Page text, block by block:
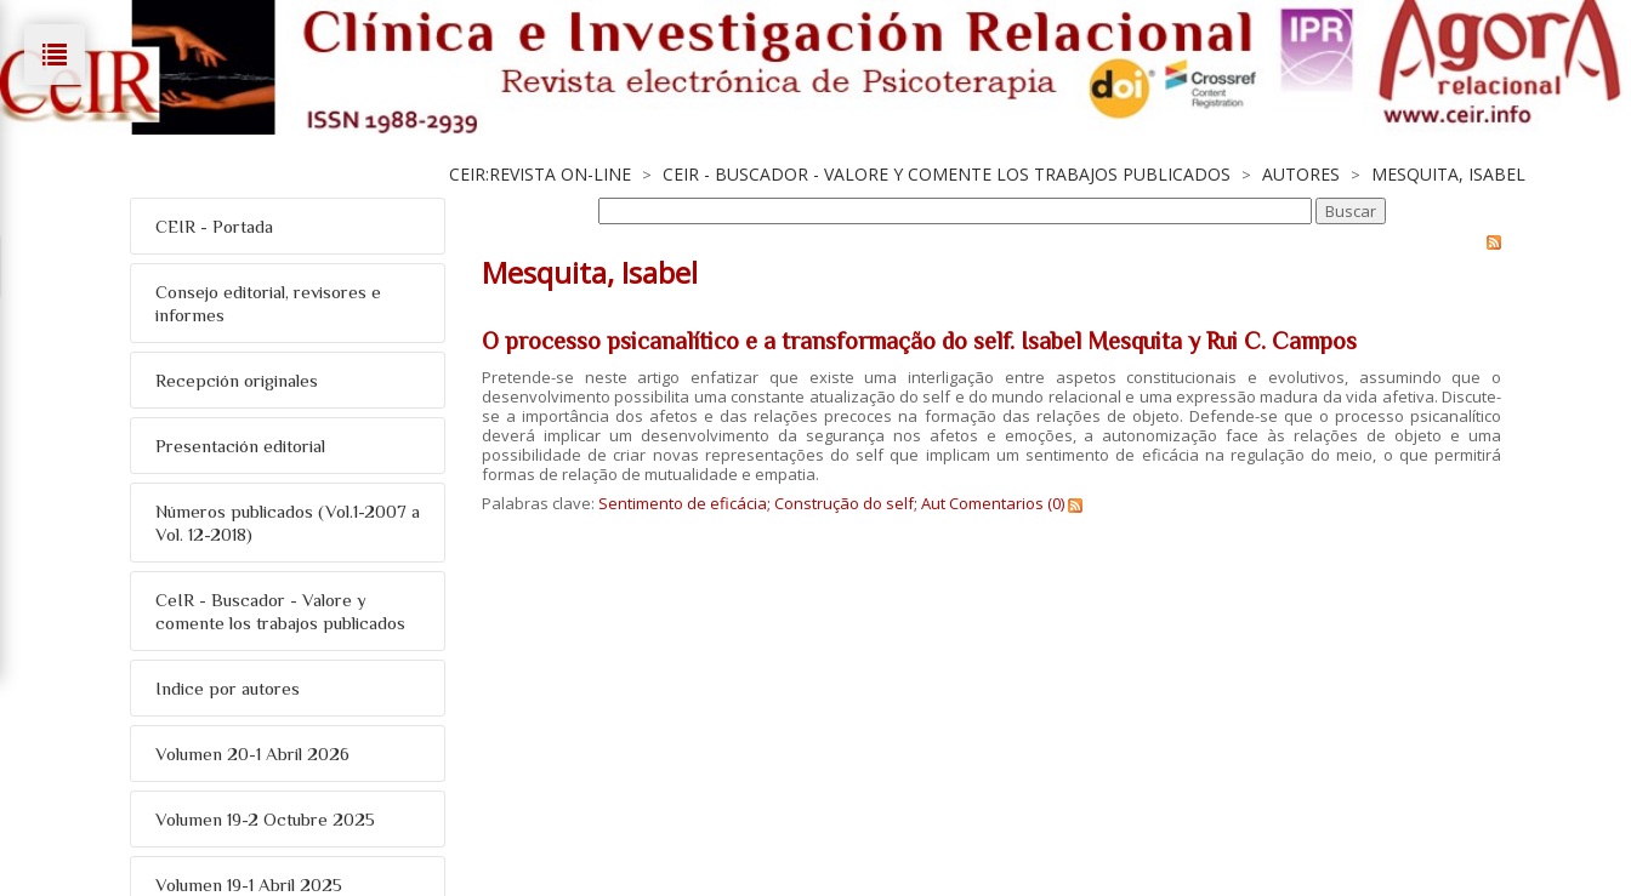
CEIR:REVISTA ON-LINE > CEIR - BUSCADOR - VALORE Y COMENTE LOS TRABAJOS PUBLICADOS > AUTORES > MESQUITA, ISABEL
CEIR - Portada
Consejo editorial, revisores e
informes
Recepción originales
Presentación editorial
Números publicados (Vol.1-2007 a
Vol. 12-2018)
CeIR - Buscador - Valore y
comente los trabajos publicados
Indice por autores
Volumen 20-1 Abril 2026
Volumen 19-2 Octubre 2025
Volumen 19-1 Abril 2025
Mesquita, Isabel
O processo psicanalítico e a transformação do self. Isabel Mesquita y Rui C. Campos
Pretende-se neste artigo enfatizar que existe uma interligação entre aspetos constitucionais e evolutivos, assumindo que o
desenvolvimento possibilita uma constante atualização do self e do mundo relacional e uma expressão madura da vida afetiva. Discute-
se a importância dos afetos e das relações precoces na formação das relações de objeto. Defende-se que o processo psicanalítico
deverá implicar um desenvolvimento da segurança nos afetos e emoções, a autonomização face às relações de objeto e uma
possibilidade de criar novas representações do self que implicam um sentimento de eficácia na regulação do meio, o que permitirá
formas de relação de mutualidade e empatia.
Palabras clave: Sentimento de eficácia; Construção do self; AutComentarios (0)